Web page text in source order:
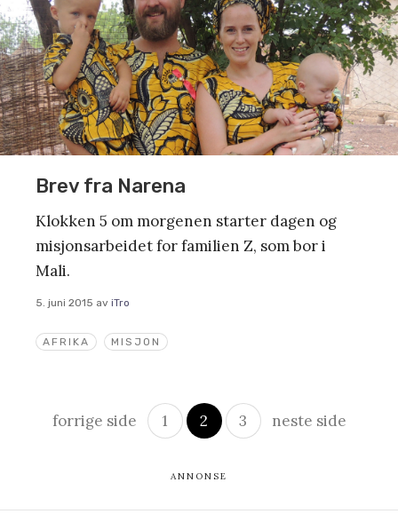
AFRIKA MISJON
Brev fra Narena
Klokken 5 om morgenen starter dagen og
misjonsarbeidet for familien Z, som bor i
Mali.
5. juni 2015 av iTro
Innleggsnavigasjon
forrige side 1 2 3 neste side